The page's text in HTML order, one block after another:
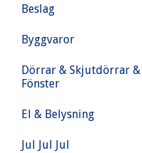
Beslag
Byggvaror
Dörrar & Skjutdörrar &
Fönster
El & Belysning
Jul Jul Jul